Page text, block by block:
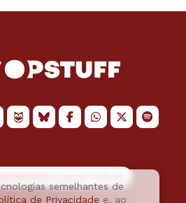
semelhantes de
de Privacidade e, ao